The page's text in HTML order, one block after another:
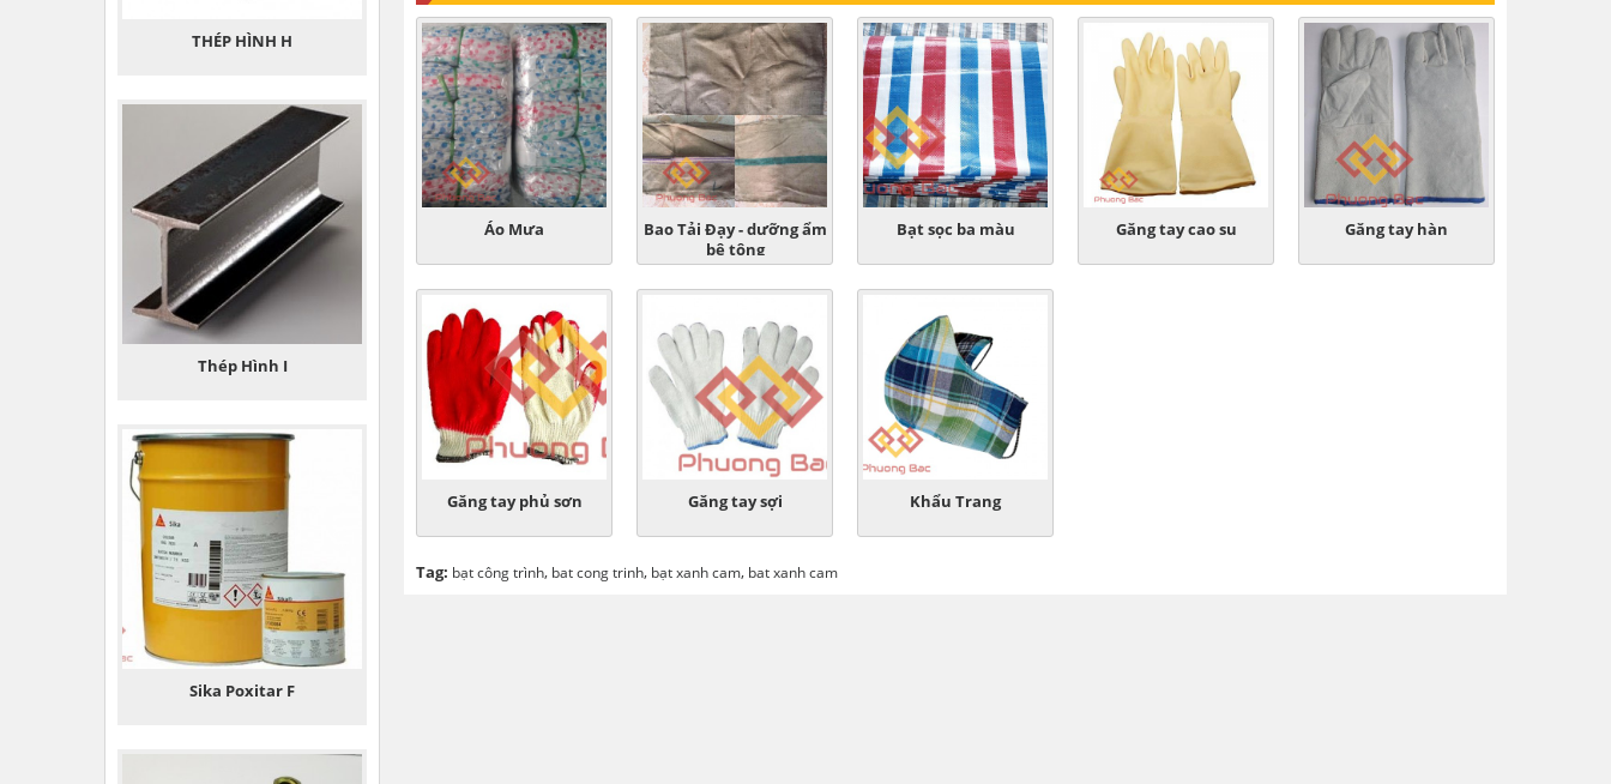
THÉP HÌNH H
Thép Hình I
Sika Poxitar F
Áo Mưa
Bao Tải Đạy - dưỡng ẩm
bê tông
Bạt sọc ba màu Găng tay cao su Găng tay hàn
Găng tay phủ sơn Găng tay sợi Khẩu Trang
Tag: bạt công trình, bat cong trinh, bạt xanh cam, bat xanh cam